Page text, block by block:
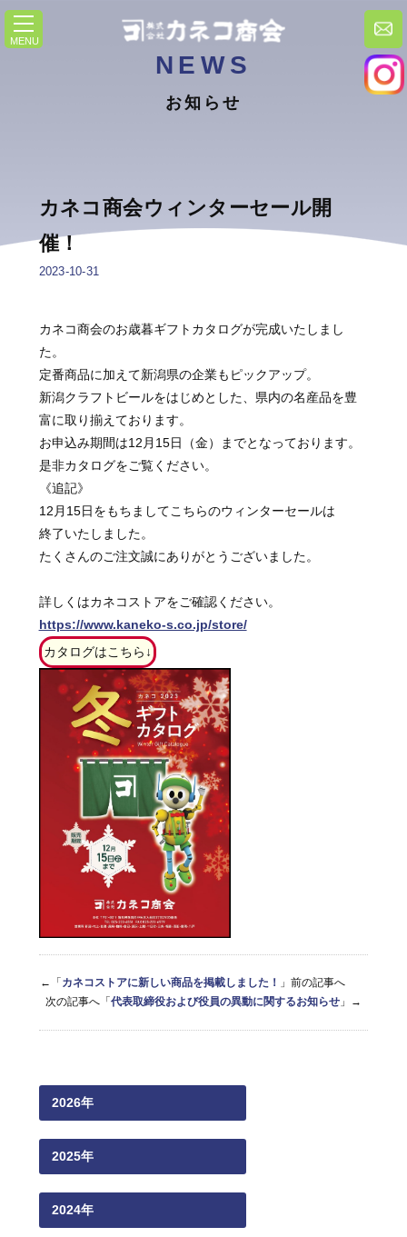
toggle
navigation
NEWS
お知らせ
カネコ商会ウィンターセール開
催！
2023-10-31
カネコ商会のお歳暮ギフトカタログが完成いたしまし
た。
定番商品に加えて新潟県の企業もピックアップ。
新潟クラフトビールをはじめとした、県内の名産品を豊
富に取り揃えております。
お申込み期間は12月15日（金）までとなっております。
是非カタログをご覧ください。
《追記》
12月15日をもちましてこちらのウィンターセールは
終了いたしました。
たくさんのご注文誠にありがとうございました。
詳しくはカネコストアをご確認ください。
https://www.kaneko-s.co.jp/store/
カタログはこちら↓
←「 カネコストアに新しい商品を掲載しました！
」前の記事へ
次の記事へ「 代表取締役および役員の異動に関するお知らせ」→
2026年
2025年
2024年